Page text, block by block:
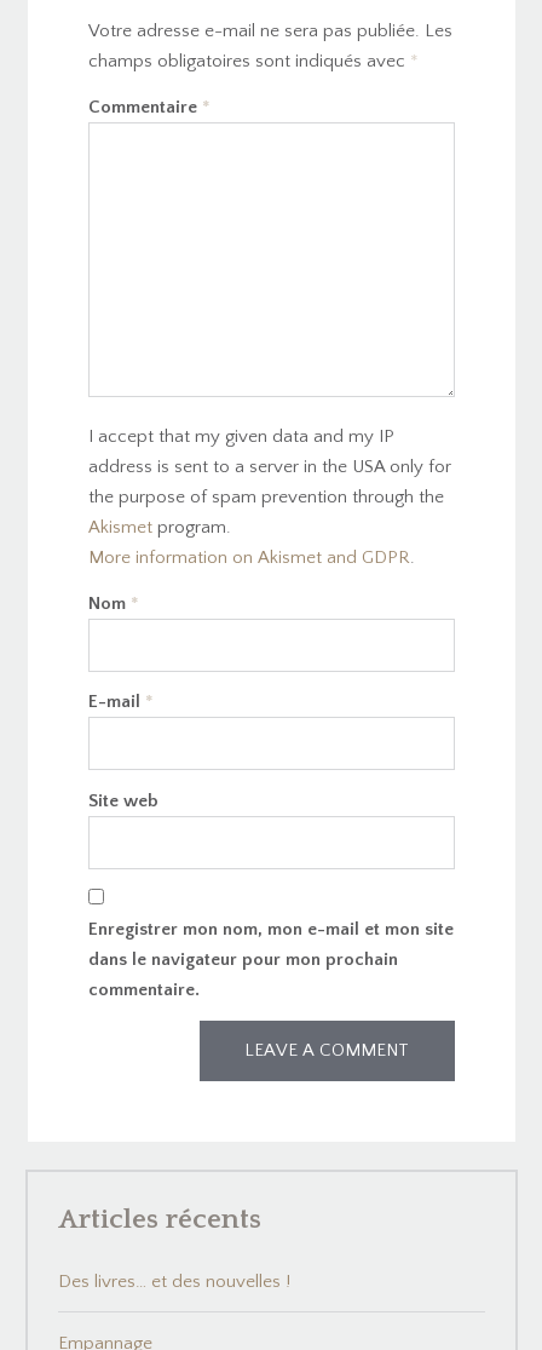
Votre adresse e-mail ne sera pas publiée. Les
champs obligatoires sont indiqués avec *
Commentaire *
I accept that my given data and my IP
address is sent to a server in the USA only for
the purpose of spam prevention through the
Akismetprogram.
More information on Akismet and GDPR.
Nom *
E-mail *
Site web
Enregistrer mon nom, mon e-mail et mon site
dans le navigateur pour mon prochain
commentaire.
Articles récents
Des livres… et des nouvelles !
Empannage